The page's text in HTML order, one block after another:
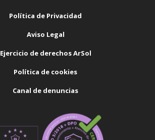
Política de Privacidad
Aviso Legal
Ejercicio de derechos ArSol
Política de cookies
Canal de denuncias